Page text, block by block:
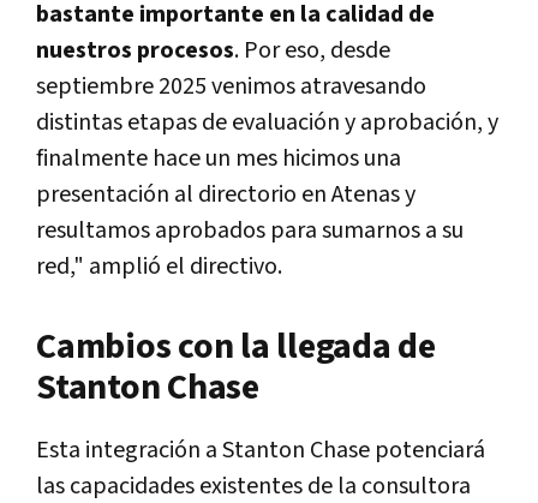
bastante importante en la calidad de
nuestros procesos. Por eso, desde
septiembre 2025 venimos atravesando
distintas etapas de evaluación y aprobación, y
finalmente hace un mes hicimos una
presentación al directorio en Atenas y
resultamos aprobados para sumarnos a su
red," amplió el directivo.
Cambios con la llegada de
Stanton Chase
Esta integración a Stanton Chase potenciará
las capacidades existentes de la consultora